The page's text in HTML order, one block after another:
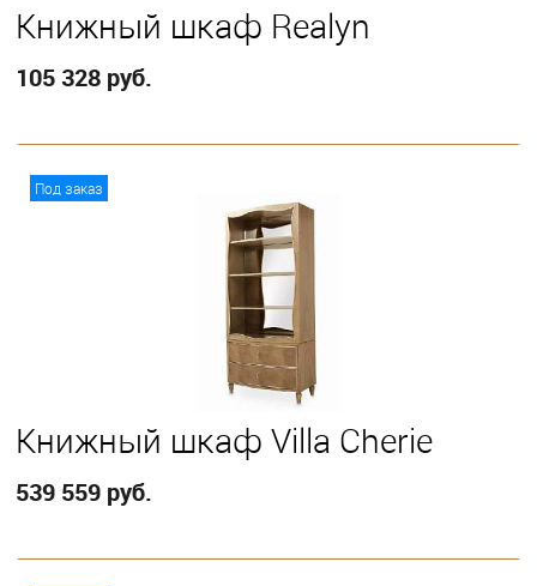
Книжный шкаф Realyn
105 328 руб.
Под заказ
Книжный шкаф Villa Cherie
539 559 руб.